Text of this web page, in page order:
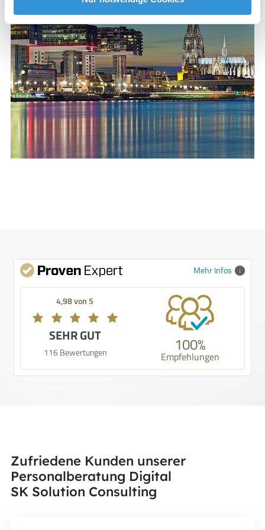
Mehr Infos
4,98 von 5
SEHR GUT
116 Bewertungen 100%
Empfehlungen
Zufriedene Kunden unserer
Personalberatung Digital
SK Solution Consulting